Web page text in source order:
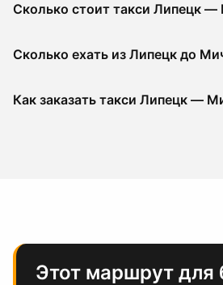
Сколько стоит такси Липецк —
Сколько ехать из Липецк до
Как заказать такси Липецк —
Этот маршрут для